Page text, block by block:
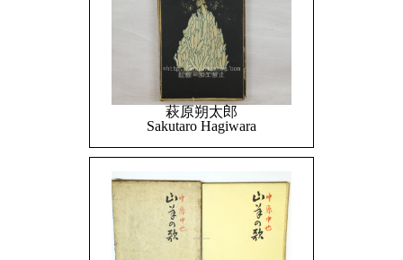
萩原朔太郎
Sakutaro Hagiwara